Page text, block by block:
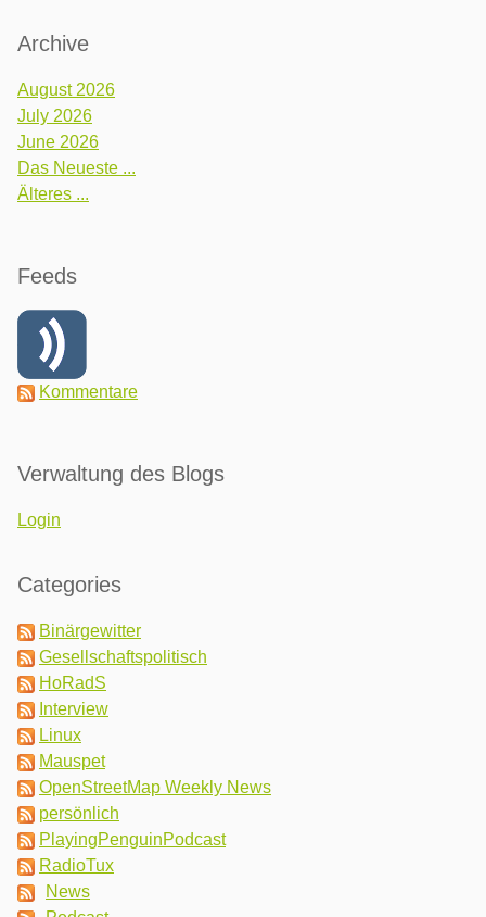
Archive
August 2026
July 2026
June 2026
Das Neueste ...
Älteres ...
Feeds
Kommentare
Verwaltung des Blogs
Login
Categories
Binärgewitter
Gesellschaftspolitisch
HoRadS
Interview
Linux
Mauspet
OpenStreetMap Weekly News
persönlich
PlayingPenguinPodcast
RadioTux
News